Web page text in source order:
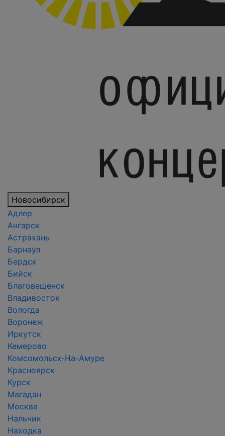
Новосибирск
Адлер
Ангарск
Астрахань
Барнаул
Бердск
Бийск
Благовещенск
Владивосток
Вологда
Воронеж
Иркутск
Кемерово
Комсомольск-На-Амуре
Красноярск
Курск
Магадан
Москва
Нальчик
Находка